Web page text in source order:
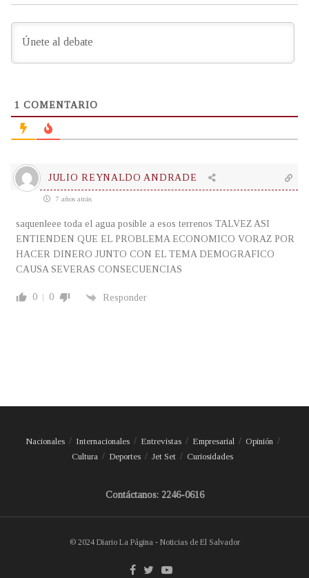
1 COMENTARIO
JULIO REYNALDO ANDRADE
7 años atrás
saquenleee toda el agua posible a esos terrenos TALVEZ ASI
ENTIENDEN QUE EL PROBLEMA ECONOMICO VORAZ POR
HACER DINERO JUNTO CON EL TEMA DEMOGRAFICO
CAUSA SEVERAS CONSECUENCIAS
0 0 Responder
Nacionales Internacionales Entrevistas Empresarial
Opinión
Cultura
Deportes Jet Set Curiosidades
Contáctanos: 2246-0616
© 2024 Diario La Página - Noticias de El Salvador